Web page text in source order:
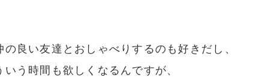
の良い友達とおしゃべりするのも好きだし、
いう時間も欲しくなるんですが、